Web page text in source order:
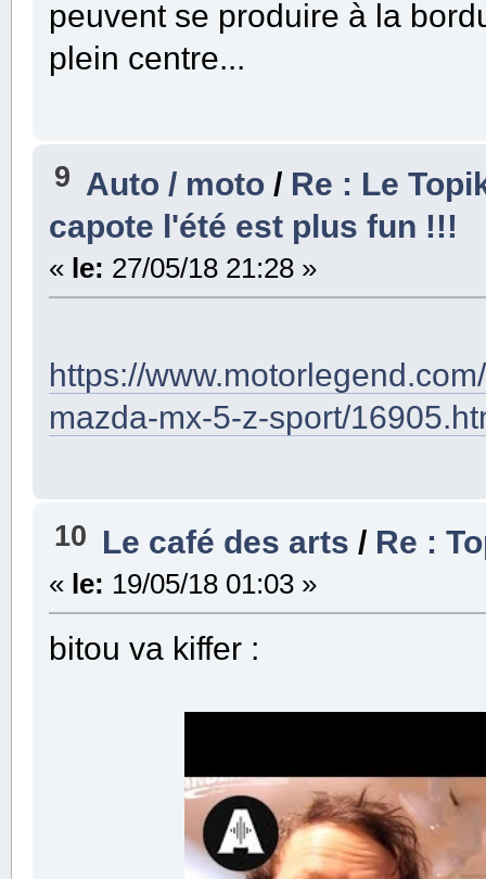
peuvent se produire à la
plein centre...
9 Auto / moto / Re : Le
capote l'été est plus fun !!!
« le: 27/05/18 21:28 »
https://
mazda-mx-5-z-sport/
10 Le café des arts / Re :
« le: 19/05/18 01:03 »
bitou va kiffer :